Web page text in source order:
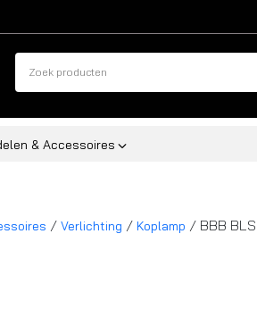
& Accessoires
/ Verlichting / Koplamp / BBB